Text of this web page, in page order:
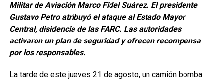
Militar de Aviación Marco Fidel Suárez. El presidente
Gustavo Petro atribuyó el ataque al Estado Mayor
Central, disidencia de las FARC. Las autoridades
activaron un plan de seguridad y ofrecen recompensa
por los responsables.
La tarde de este jueves 21 de agosto, un camión bomba